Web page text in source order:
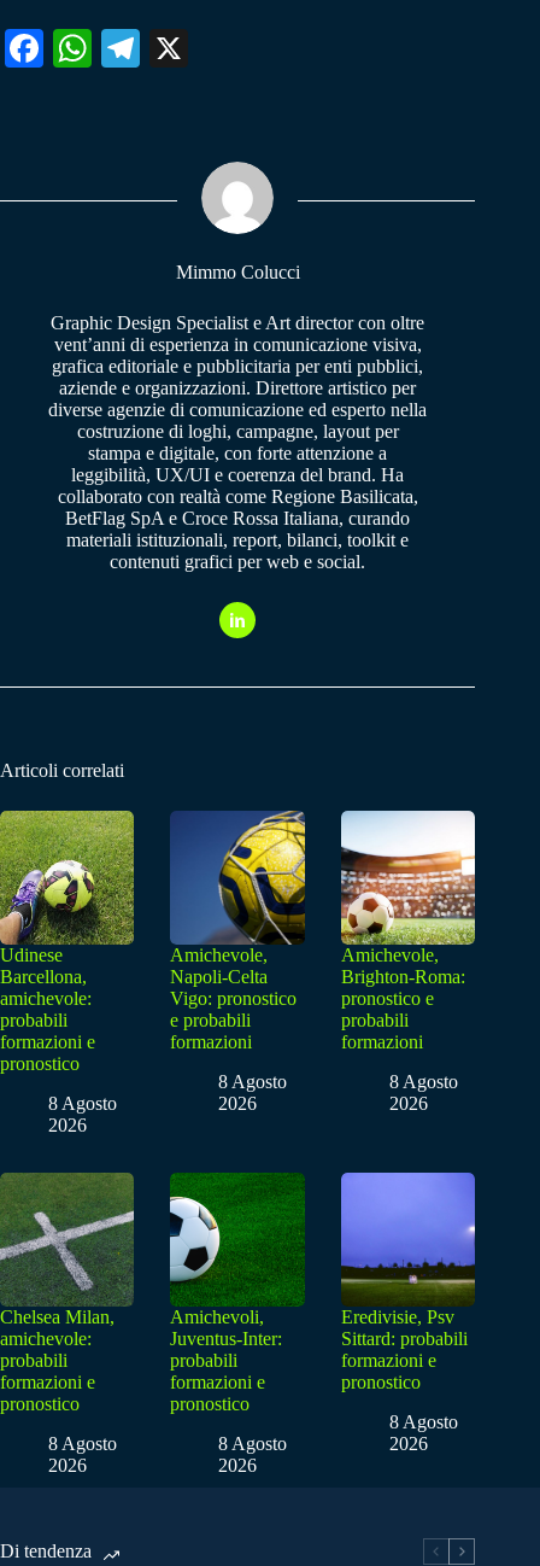
Fa W
pp
Te
m
Mimmo Colucci
Graphic Design Specialist e Art director con oltre
vent’anni di esperienza in comunicazione visiva,
grafica editoriale e pubblicitaria per enti pubblici,
aziende e organizzazioni. Direttore artistico per
diverse agenzie di comunicazione ed esperto nella
costruzione di loghi, campagne, layout per
stampa e digitale, con forte attenzione a
leggibilità, UX/UI e coerenza del brand. Ha
collaborato con realtà come Regione Basilicata,
BetFlag SpA e Croce Rossa Italiana, curando
materiali istituzionali, report, bilanci, toolkit e
contenuti grafici per web e social.
Articoli correlati
Udinese
Barcellona,
amichevole:
probabili
formazioni e
pronostico
8 Agosto
2026
Amichevole,
Napoli-Celta
Vigo: pronostico
e probabili
formazioni
8 Agosto
2026
Amichevole,
Brighton-Roma:
pronostico e
probabili
formazioni
8 Agosto
2026
Chelsea Milan,
amichevole:
probabili
formazioni e
pronostico
8 Agosto
2026
Amichevoli,
Juventus-Inter:
probabili
formazioni e
pronostico
8 Agosto
2026
Eredivisie, Psv
Sittard: probabili
formazioni e
pronostico
8 Agosto
2026
Di tendenza